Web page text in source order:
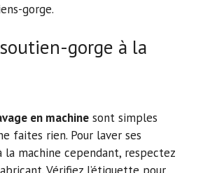
gorge.
gorge à la
en machine sont simples
faites rien. Pour laver ses
la machine cependant, respectez